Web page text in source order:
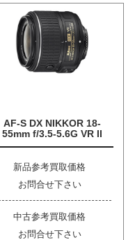
AF-S DX NIKKOR 18-
55mm f/3.5-5.6G VR II
新品参考買取価格
お問合せ下さい
中古参考買取価格
お問合せ下さい